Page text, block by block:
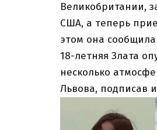
Великобритании,
США, а теперь
этом она
18-летняя Злата
несколько
Львова, подписав